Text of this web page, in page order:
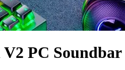
PC Soundbar